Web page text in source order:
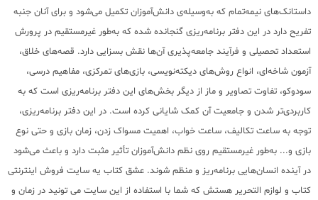
داستانک‌های نیمه‌تمام که به‌وسیله‌ی دانش‌آموزان تکمیل می‌شود و برای آنان جنبه
تفریح دارد در این دفتر برنامه‌ریزی گنجانده شده که به‌طور غیرمستقیم در پرورش
استعداد تحصیلی و فرآیند جامعه‌پذیری آن‌ها نقش بسزایی دارد. قصه‌های خلاق،
آزمون شاخه‌ای، انواع روش‌های دیکته‌نویسی، بازی‌های تمرکزی، مفاهیم درسی،
سودوکو، تفاوت تصاویر و ماز از دیگر بخش‌های این دفتر برنامه‌ریزی است که به
کاربردی‌تر شدن و جامعیت آن کمک شایانی کرده است. در این دفتر برنامه‌ریزی،
توجه به ساعت تکالیف، ساعت خواب، اهمیت مسواک زدن، زمان بازی و حتی نوع
بازی و... به‌طور غیرمستقیم روی نظم دانش‌آموزان تأثیر مثبت دارد و باعث می‌شود
در آینده انسان‌هایی برنامه‌ریز و منظم شوند. عشق کتاب یه سایت فروش اینترنتی
کتاب و لوازم التحریر هستش که شما با استفاده از این سایت می تونید در زمان و